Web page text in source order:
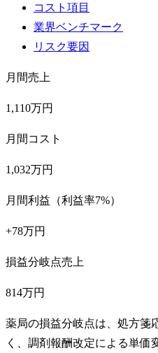
コスト項目
業界ベンチマーク
リスク要因
月間売上
1,110万円
月間コスト
1,032万円
月間利益（利益率7%）
+78万円
損益分岐点売上
814万円
薬局の損益分岐点は、処方箋
く、調剤報酬改定による単価